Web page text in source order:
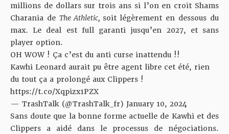
millions de dollars sur trois ans si l’on en croit Shams
Charania de The Athletic, soit légèrement en dessous du
max. Le deal est full garanti jusqu’en 2027, et sans
player option.
OH WOW ! Ça c’est du anti curse inattendu !!
Kawhi Leonard aurait pu être agent libre cet été, rien
du tout ça a prolongé aux Clippers !
https://t.co/Xqpizx1PZX
— TrashTalk (@TrashTalk_fr) January 10, 2024
Sans doute que la bonne forme actuelle de Kawhi et des
Clippers a aidé dans le processus de négociations.